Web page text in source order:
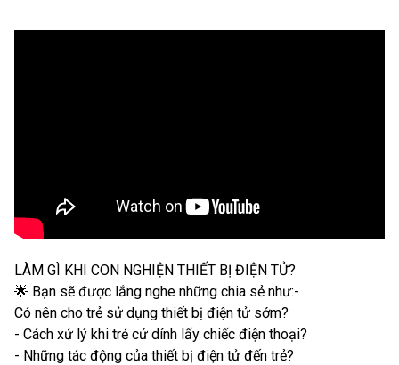
LÀM GÌ KHI CON NGHIỆN THIẾT BỊ ĐIỆN TỬ?
🌟 Bạn sẽ được lắng nghe những chia sẻ như:-
Có nên cho trẻ sử dụng thiết bị điện tử sớm?
- Cách xử lý khi trẻ cứ dính lấy chiếc điện thoại?
- Những tác động của thiết bị điện tử đến trẻ?